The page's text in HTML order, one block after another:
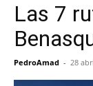
Las 7
PedroAmad - 28